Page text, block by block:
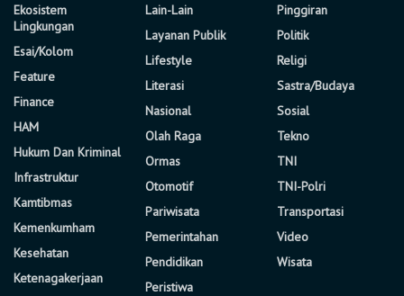
Ekosistem
Lingkungan
Esai/Kolom
Feature
Finance
HAM
Hukum Dan Kriminal
Infrastruktur
Kamtibmas
Kemenkumham
Kesehatan
Ketenagakerjaan
Lain-Lain
Layanan Publik
Lifestyle
Literasi
Nasional
Olah Raga
Ormas
Otomotif
Pariwisata
Pemerintahan
Pendidikan
Peristiwa
Pinggiran
Politik
Religi
Sastra/Budaya
Sosial
Tekno
TNI
TNI-Polri
Transportasi
Video
Wisata